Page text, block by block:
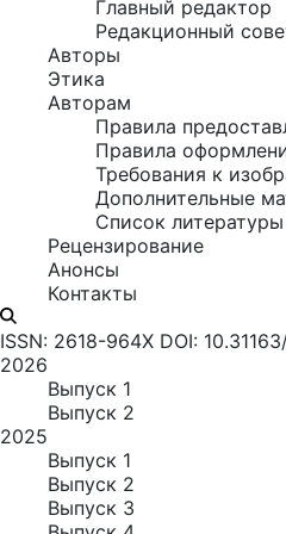
Главный редактор
Редакционный
Авторы
Этика
Авторам
Правила
Правила
Требования к
Дополнительные
Список
Рецензирование
Анонсы
Контакты
ISSN: 2618-964X DOI:
2026
Выпуск 1
Выпуск 2
2025
Выпуск 1
Выпуск 2
Выпуск 3